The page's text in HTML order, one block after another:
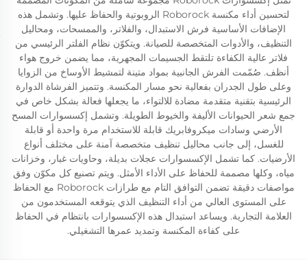
لتحسين أداء مكنسة Roborock الروبوتية والحفاظ عليها. وتشمل هذه
الإضافات الأساسية فرش الاستبدال، والفلاتر، والممسحات، ومحاليل
التنظيف، والأدوات المتخصصة للصيانة. ويتكوّن نظام الفلتر الرئيسي من
فلاتر عالية الكفاءة تلتقط الجسيمات المجهرية، مما يضمن خروج هواء
أنظف. صُمّمت الفرش الجانبية بمواد متينة لتمشيط الأوساخ من الزوايا
وعلى طول الجدران بفعالية نحو مسار المكنسة. وتتميز الفرشاة الدوارة
الرئيسية بتقنية متقدمة مضادة للالتواء، ما يجعلها فعالة بشكل خاص في
جمع شعر الحيوانات الأليفة والخيوط الطويلة. وتشمل إكسسوارات المسح
الأرضي وسادات ميكروفابريك قابلة للاستخدام مرة واحدة أو قابلة
للغسل، إلى جانب محاليل تنظيف متخصصة آمنة على مختلف أنواع
الأرضيات. كما تشمل الإكسسوارات عجلات بديلة، وحاويات غبار، وخزانات
مياه، وكلها مصممة للحفاظ على الأداء الأمثل. ويتم تصنيع كل مكوّن وفق
مواصفات دقيقة تضمن التوافق التام مع طرازات Roborock مع الحفاظ
على المستوى العالي من أداء التنظيف الذي يتوقعه المستخدمون من
العلامة التجارية. ويساعد استبدال هذه الإكسسوارات بانتظام في الحفاظ
على كفاءة المكنسة وتمديد عمرها التشغيلي.